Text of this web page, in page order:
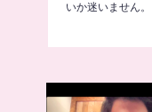
いか迷いません。